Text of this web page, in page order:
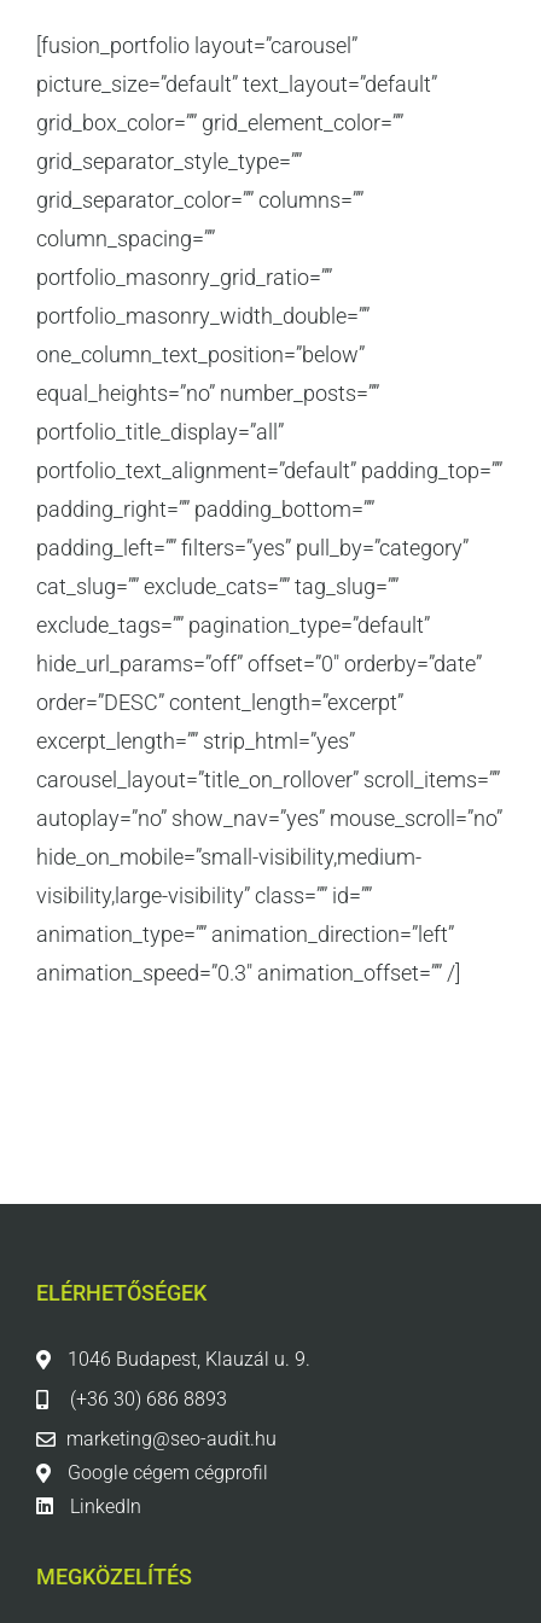
[fusion_portfolio layout=”carousel”
picture_size=”default” text_layout=”default”
grid_box_color=”” grid_element_color=””
grid_separator_style_type=””
grid_separator_color=”” columns=””
column_spacing=””
portfolio_masonry_grid_ratio=””
portfolio_masonry_width_double=””
one_column_text_position=”below”
equal_heights=”no” number_posts=””
portfolio_title_display=”all”
portfolio_text_alignment=”default” padding_top=””
padding_right=”” padding_bottom=””
padding_left=”” filters=”yes” pull_by=”category”
cat_slug=”” exclude_cats=”” tag_slug=””
exclude_tags=”” pagination_type=”default”
hide_url_params=”off” offset=”0″ orderby=”date”
order=”DESC” content_length=”excerpt”
excerpt_length=”” strip_html=”yes”
carousel_layout=”title_on_rollover” scroll_items=””
autoplay=”no” show_nav=”yes” mouse_scroll=”no”
hide_on_mobile=”small-visibility,medium-
visibility,large-visibility” class=”” id=””
animation_type=”” animation_direction=”left”
animation_speed=”0.3″ animation_offset=”” /]
ELÉRHETŐSÉGEK
1046 Budapest, Klauzál u. 9.
(+36 30) 686 8893
marketing@seo-audit.hu
Google cégem cégprofil
LinkedIn
MEGKÖZELÍTÉS